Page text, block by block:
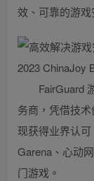
效、可靠的游戏
FairGuard 游
务商，凭借技
现获得业界认
Garena、心动
门游戏。